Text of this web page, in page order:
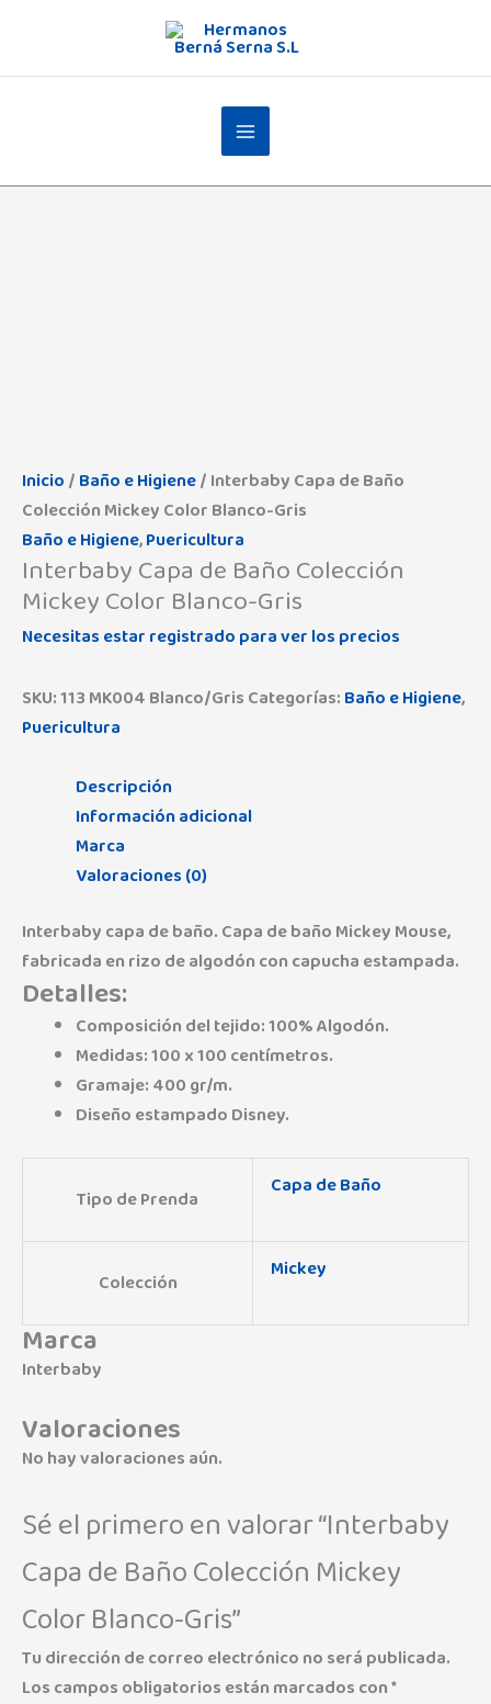
contenido
Inicio/Baño e Higiene/ Interbaby Capa de Baño
Colección Mickey Color Blanco-Gris
Baño e Higiene,Puericultura
Interbaby Capa de Baño Colección
Mickey Color Blanco-Gris
Necesitas estar registrado para ver los precios
SKU:113 MK004 Blanco/GrisCategorías:Baño e Higiene,
Puericultura
Descripción
Información adicional
Marca
Valoraciones (0)
Interbaby capa de baño. Capa de baño Mickey Mouse,
fabricada en rizo de algodón con capucha estampada.
Detalles:
Composición del tejido: 100% Algodón.
Medidas: 100 x 100 centímetros.
Gramaje: 400 gr/m.
Diseño estampado Disney.
Tipo de Prenda Capa de Baño
Colección Mickey
Marca
Interbaby
Valoraciones
No hay valoraciones aún.
Sé el primero en valorar “Interbaby
Capa de Baño Colección Mickey
Color Blanco-Gris”
Tu dirección de correo electrónico no será publicada.
Los campos obligatorios están marcados con*